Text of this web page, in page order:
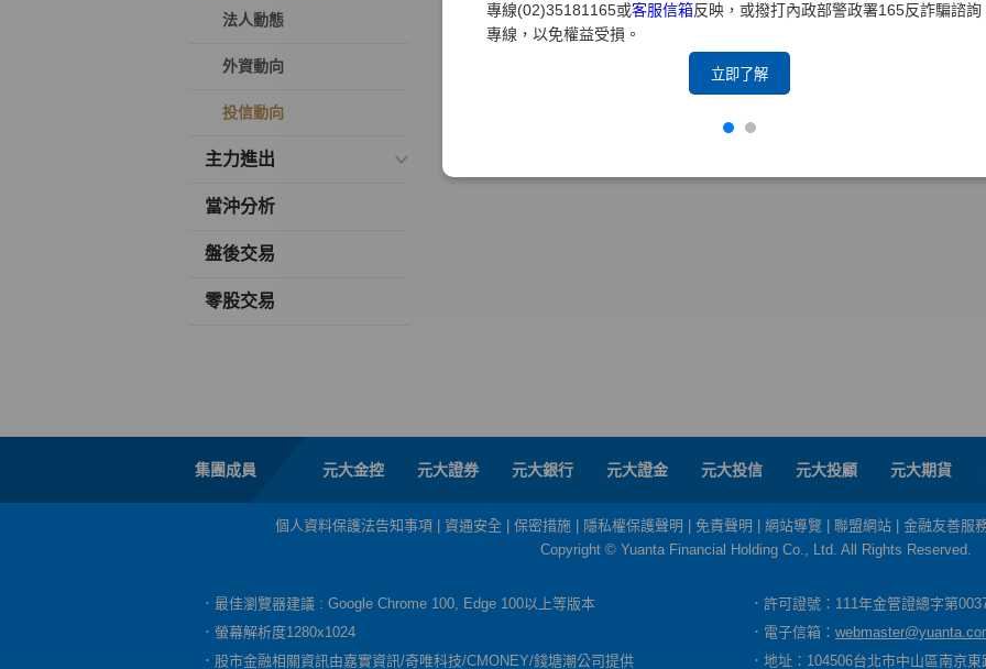
專線(02)35181165或客服信箱反映，或撥打內政部警政署165反詐騙諮詢
專線，以免權益受損。
立即了解
法人動態
外資動向
投信動向
主力進出
當沖分析
盤後交易
零股交易
集團成員 元大金控 元大證券 元大銀行 元大證金 元大投信 元大投顧 元大期貨
個人資料保護法告知事項 資通安全 保密措施 隱私權保護聲明 免責聲明 網站導覽 聯盟網站
金融友善服
Copyright © Yuanta Financial Holding Co., Ltd. All Rights Reserved.
．最佳瀏覽器建議 : Google Chrome 100, Edge 100以上等版本
．許可證號：111年金管證總字第
．螢幕解析度1280x1024
．電子信箱：
．股市金融相關資訊由嘉實資訊/奇唯科技/CMONEY/錢塘潮公司提供
．地址：104506台北市中山區南京